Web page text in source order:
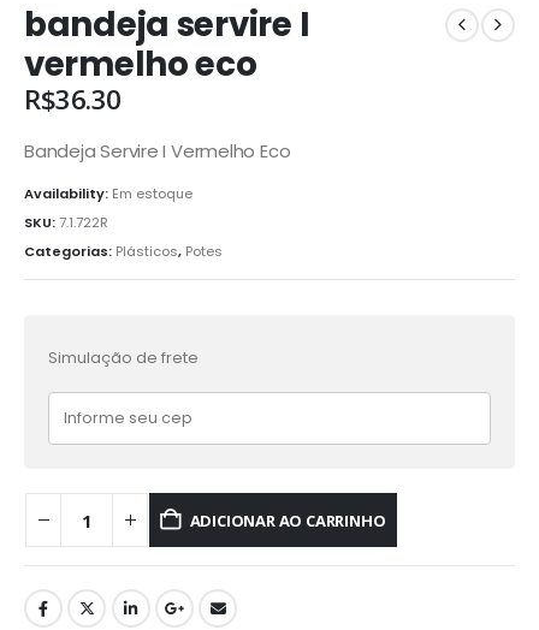
bandeja servire I
vermelho eco
R$36.30
Bandeja Servire I Vermelho Eco
Availability: Em estoque
SKU:7.1.722R
Categorias: Plásticos, Potes
Simulação de frete
ADICIONAR AO CARRINHO